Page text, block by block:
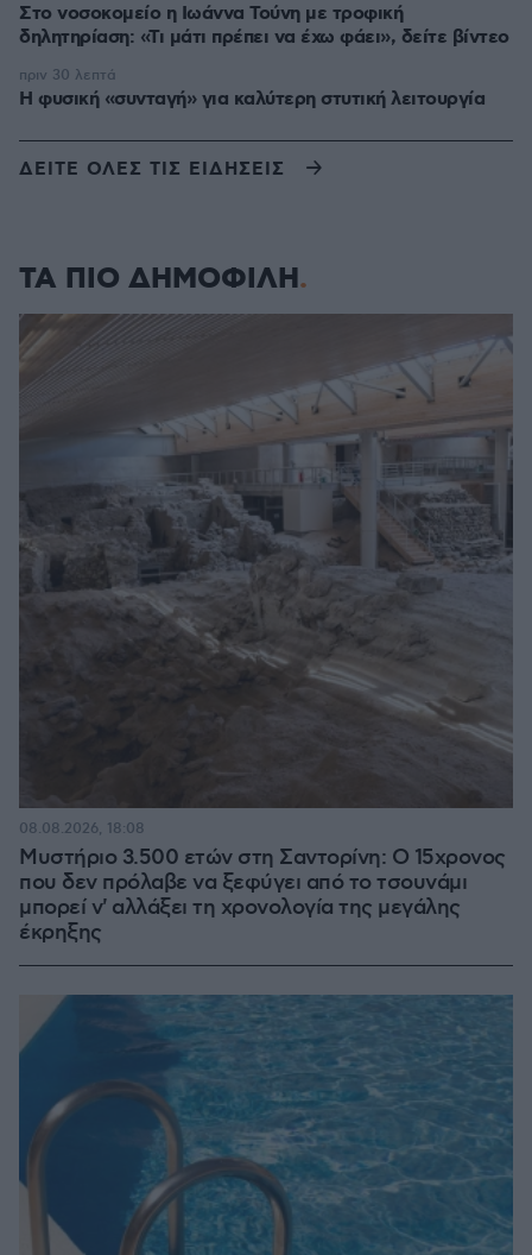
Στο νοσοκομείο η Ιωάννα Τούνη με τροφική
δηλητηρίαση: «Τι μάτι πρέπει να έχω φάει», δείτε βίντεο
Η φυσική «συνταγή» για καλύτερη στυτική λειτουργία
πριν 30 λεπτά
ΔΕΙΤΕ ΟΛΕΣ ΤΙΣ ΕΙΔΗΣΕΙΣ
ΤΑ ΠΙΟ ΔΗΜΟΦΙΛΗ
Μυστήριο 3.500 ετών στη Σαντορίνη: Ο 15χρονος
που δεν πρόλαβε να ξεφύγει από το τσουνάμι
μπορεί ν' αλλάξει τη χρονολογία της μεγάλης
έκρηξης
08.08.2026, 18:08